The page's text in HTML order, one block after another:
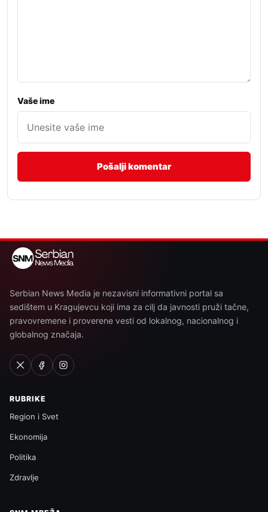
Vaše ime
Serbian News Media je nezavisni informativni portal sa
sedištem u Kragujevcu koji ima za cilj da javnosti pruži tačne,
pravovremene i proverene vesti od lokalnog, nacionalnog i
globalnog značaja.
RUBRIKE
Region i Svet
Ekonomija
Politika
Zdravlje